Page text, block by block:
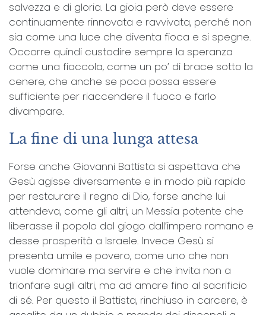
salvezza e di gloria. La gioia però deve essere
continuamente rinnovata e ravvivata, perché non
sia come una luce che diventa fioca e si spegne.
Occorre quindi custodire sempre la speranza
come una fiaccola, come un po’ di brace sotto la
cenere, che anche se poca possa essere
sufficiente per riaccendere il fuoco e farlo
divampare.
La fine di una lunga attesa
Forse anche Giovanni Battista si aspettava che
Gesù agisse diversamente e in modo più rapido
per restaurare il regno di Dio, forse anche lui
attendeva, come gli altri, un Messia potente che
liberasse il popolo dal giogo dall’impero romano e
desse prosperità a Israele. Invece Gesù si
presenta umile e povero, come uno che non
vuole dominare ma servire e che invita non a
trionfare sugli altri, ma ad amare fino al sacrificio
di sé. Per questo il Battista, rinchiuso in carcere, è